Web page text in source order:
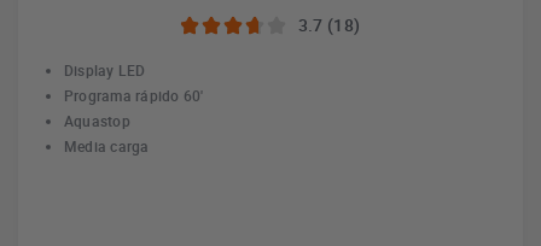
3.7 (18)
Display LED
Programa rápido 60'
Aquastop
Media carga